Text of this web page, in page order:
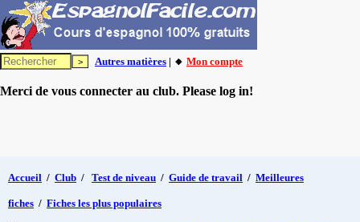
Autres matières | 🔸 Mon compte
Merci de vous connecter au club. Please log in!
Accueil / Club / Test de niveau / Guide de travail / Meilleures
fiches / Fiches les plus populaires